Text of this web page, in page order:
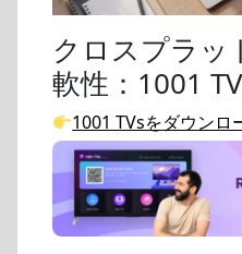
クロスプラッ
軟性：1001
1001 TVsをダウンロ